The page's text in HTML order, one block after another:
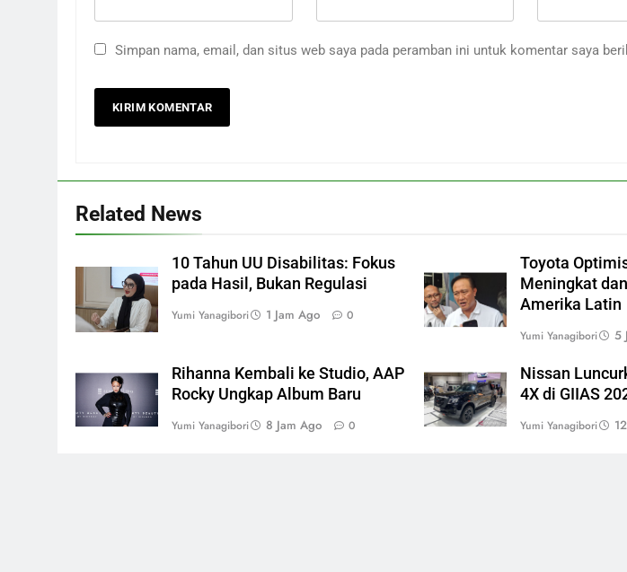
Simpan nama, email, dan situs web saya pada peramban ini untuk komentar saya
Related News
10 Tahun UU Disabilitas: Fokus
pada Hasil, Bukan Regulasi
Yumi Yanagibori 1 Jam Ago 0
Toyota
Meningkat
Amerika Latin
Yumi Yanagibori 5
Rihanna Kembali ke Studio, AAP
Rocky Ungkap Album Baru
Yumi Yanagibori 8 Jam Ago 0
Nissan
4X di GIIAS
Yumi Yanagibori